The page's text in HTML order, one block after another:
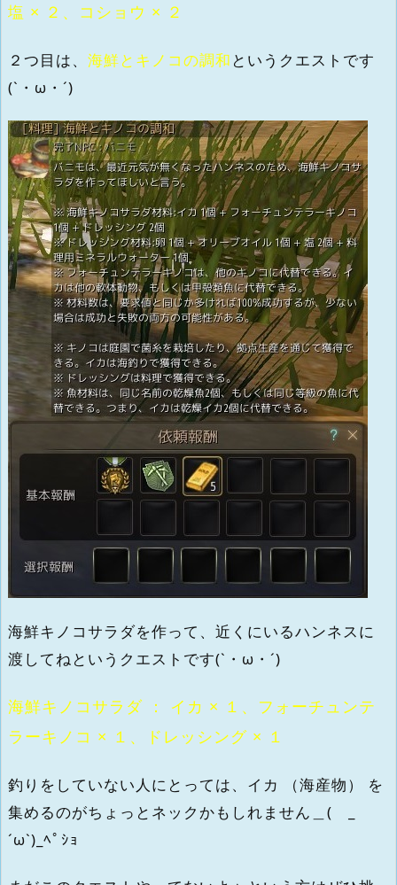
塩 × ２、コショウ × ２
２つ目は、 海鮮とキノコの調和 というクエストです
(`・ω・´)
海鮮キノコサラダを作って、近くにいるハンネスに
渡してねというクエストです(`・ω・´)
海鮮キノコサラダ ： イカ × １、フォーチュンテ
ラーキノコ × １、ドレッシング × １
釣りをしていない人にとっては、イカ （海産物） を
集めるのがちょっとネックかもしれません＿( _
´ω`)_ﾍﾟｼｮ